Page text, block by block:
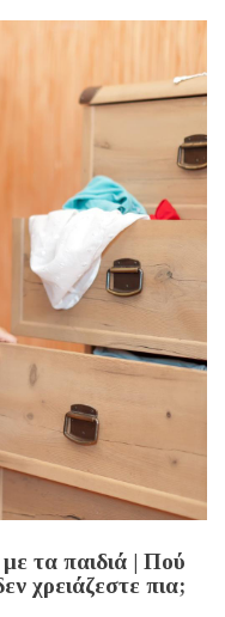
τα παιδιά | Πού
χρειάζεστε πια;